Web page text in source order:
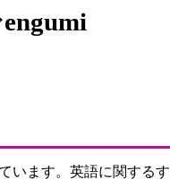
engumi
います。英語に関する